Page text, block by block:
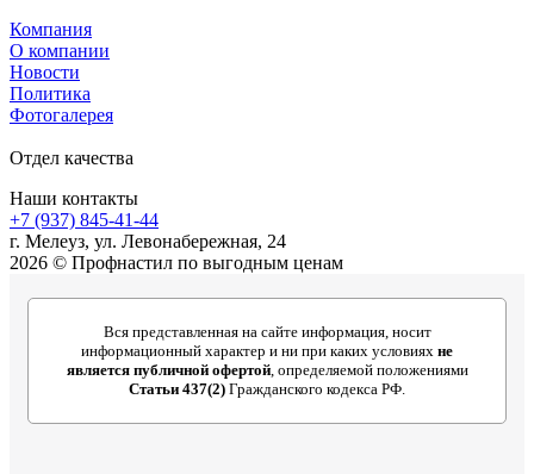
Компания
О компании
Новости
Политика
Фотогалерея
Отдел качества
Наши контакты
+7 (937) 845-41-44
г. Мелеуз, ул. Левонабережная, 24
2026 © Профнастил по выгодным ценам
Вся представленная на сайте информация, носит
информационный характер и ни при каких условиях не
является публичной офертой, определяемой положениями
Статьи 437(2) Гражданского кодекса РФ.